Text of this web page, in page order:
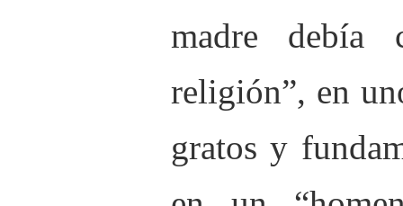
madre debía
religión”, en
gratos y